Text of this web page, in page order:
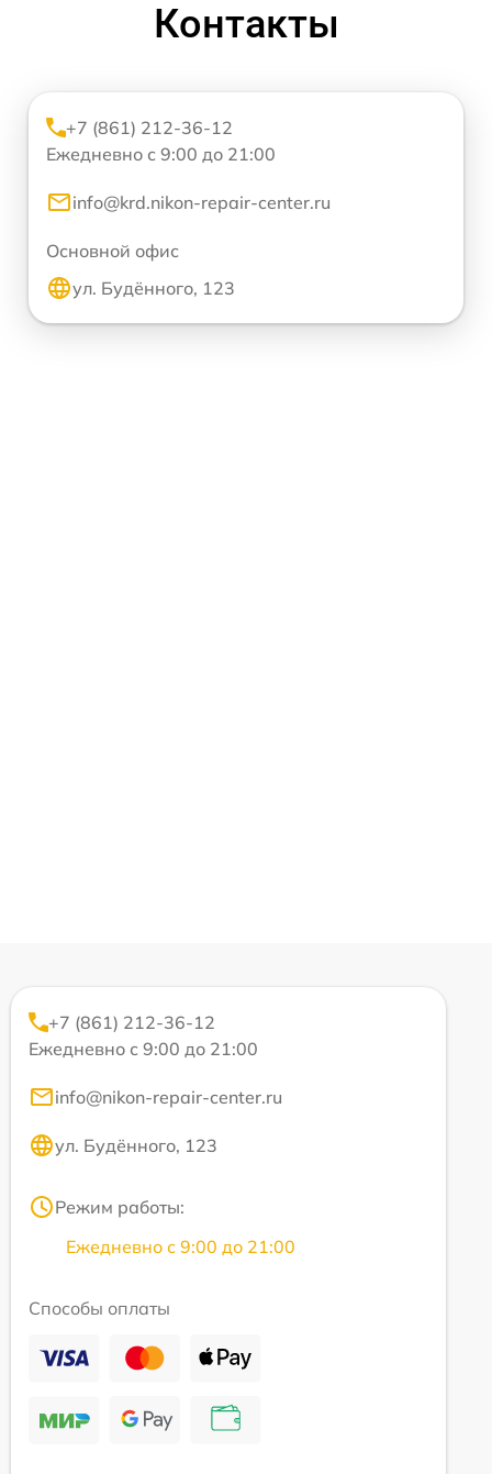
Контакты
+7 (861) 212-36-12
Ежедневно с 9:00 до 21:00
info@krd.nikon-repair-center.ru
Основной офис
ул. Будённого, 123
+7 (861) 212-36-12
Ежедневно с 9:00 до 21:00
info@nikon-repair-center.ru
ул. Будённого, 123
Режим работы:
Ежедневно с 9:00 до 21:00
Способы оплаты